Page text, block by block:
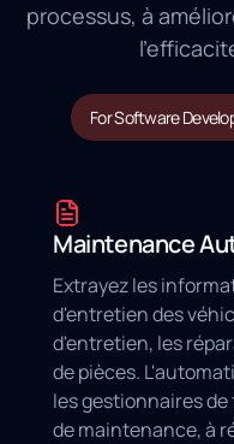
processus, à
For Software
Maintenance
Extrayez les
d'entretien des
d'entretien, les
de pièces.
les gestionnaires
de maintenance, à